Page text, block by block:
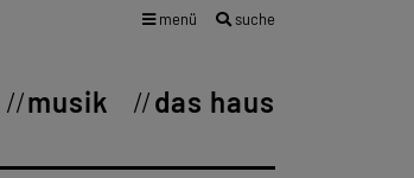
menü suche
musik das haus